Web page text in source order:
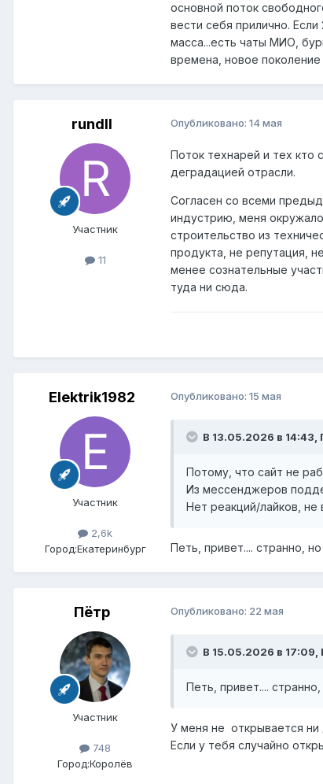
основной поток
вести себя прилично.
масса...есть чаты МИО,
времена, новое
rundll
Участник
11
Опубликовано: 14 мая
Поток технарей и тех кто
деградацией отрасли.
Согласен со всеми
индустрию, меня
строительство из
продукта, не репутация,
менее сознательные
туда ни сюда.
Elektrik1982
Участник
2,6k
Город:Екатеринбург
Опубликовано: 15 мая
В 13.05.2026 в 14:43,
Потому, что сайт не
Из мессенджеров
Нет реакций/лайков, не
Петь, привет.... странно,
Пётр
Участник
748
Город:Королёв
Опубликовано: 22 мая
В 15.05.2026 в 17:09,
Петь, привет....
У меня не открывается ни
Если у тебя случайно